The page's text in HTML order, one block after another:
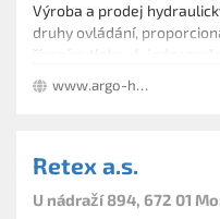
Výroba a prodej
druhy ovládání,
ovládací bloky, hydrauliku,
HYTOS.
www.argo-hytos.com
Retex a.s.
U nádraží 894, 672 01